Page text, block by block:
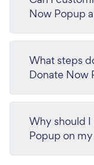
Now Popup
What steps
Donate Now
Why should I
Popup on